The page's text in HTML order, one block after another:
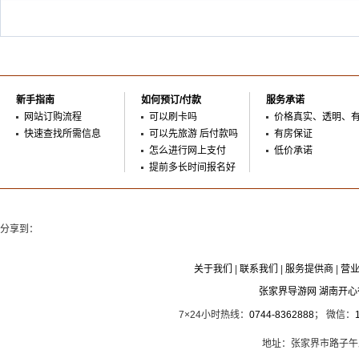
新手指南
网站订购流程
快速查找所需信息
如何预订/付款
可以刷卡吗
可以先旅游 后付款吗
怎么进行网上支付
提前多长时间报名好
服务承诺
价格真实、透明、
有房保证
低价承诺
分享到：
关于我们 联系我们 服务提供商
营
张家界导游网 湖南开
7×24小时热线： 0744-8362888； 微信：
地址：张家界市路子